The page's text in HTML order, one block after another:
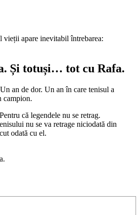
vieții apare inevitabil întrebarea:
Și totuși… tot cu Rafa.
an de dor. Un an în care tenisul a
campion.
că legendele nu se retrag.
nu se va retrage niciodată din
odată cu el.